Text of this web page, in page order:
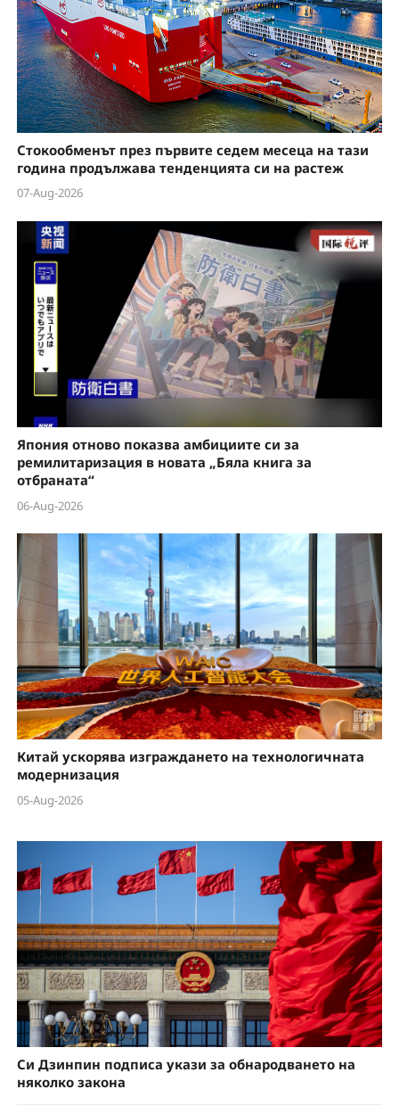
Стокообменът през първите седем месеца на тази
година продължава тенденцията си на растеж
07-Aug-2026
Япония отново показва амбициите си за
ремилитаризация в новата „Бяла книга за
отбраната“
06-Aug-2026
Китай ускорява изграждането на технологичната
модернизация
05-Aug-2026
Си Дзинпин подписа укази за обнародването на
няколко закона